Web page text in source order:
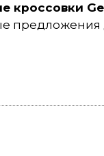
кроссовки
предложения